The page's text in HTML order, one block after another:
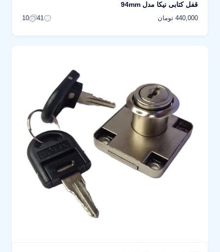
قفل کتابی نیکا مدل 94mm
440,000 تومان 41
10